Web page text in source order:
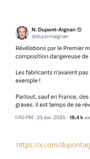
https://x.com/